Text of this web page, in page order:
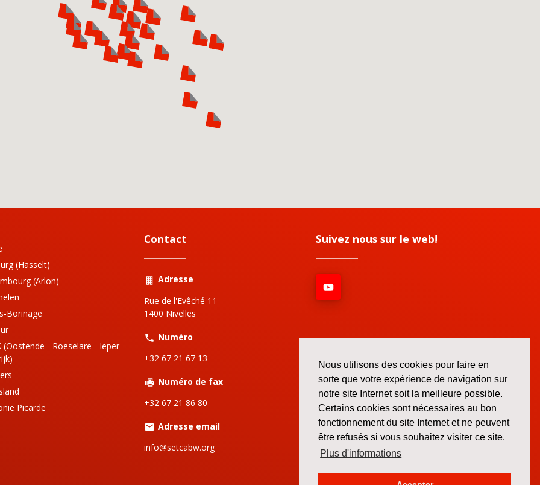
Nous utilisons des cookies pour faire en
sorte que votre expérience de navigation sur
notre site Internet soit la meilleure possible.
Certains cookies sont nécessaires au bon
fonctionnement du site Internet et ne peuvent
être refusés si vous souhaitez visiter ce site.
Plus d'informations
(Hasselt)
(Arlon)
Borinage
(Oostende - Roeselare - Ieper -
Picarde
Contact
Adresse
Rue de l'Evêché 11
1400 Nivelles
Numéro
+32 67 21 67 13
Numéro de fax
+32 67 21 86 80
Adresse email
info@setcabw.org
Suivez nous sur le web!